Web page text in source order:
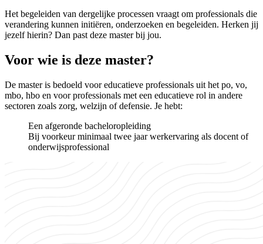
Het begeleiden van dergelijke processen vraagt om professionals die
verandering kunnen initiëren, onderzoeken en begeleiden. Herken jij
jezelf hierin? Dan past deze master bij jou.
Voor wie is deze master?
De master is bedoeld voor educatieve professionals uit het po, vo,
mbo, hbo en voor professionals met een educatieve rol in andere
sectoren zoals zorg, welzijn of defensie. Je hebt:
Een afgeronde bacheloropleiding
Bij voorkeur minimaal twee jaar werkervaring als docent of
onderwijsprofessional